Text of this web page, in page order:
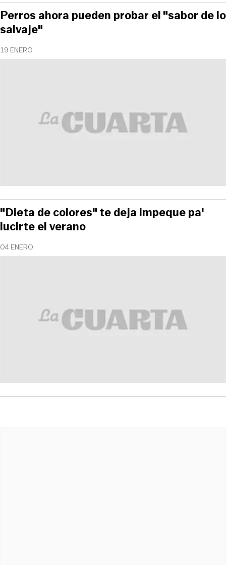
19 ENERO
Perros ahora pueden probar el "sabor de lo
salvaje"
04 ENERO
"Dieta de colores" te deja impeque pa'
lucirte el verano